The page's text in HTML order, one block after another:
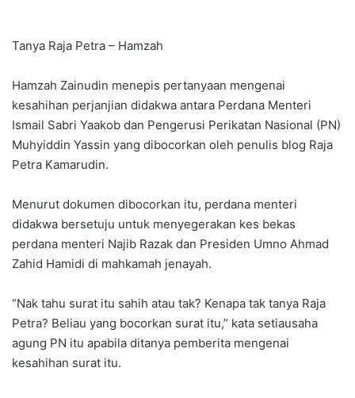
Tanya Raja Petra – Hamzah
Hamzah Zainudin menepis pertanyaan mengenai
kesahihan perjanjian didakwa antara Perdana Menteri
Ismail Sabri Yaakob dan Pengerusi Perikatan Nasional (PN)
Muhyiddin Yassin yang dibocorkan oleh penulis blog Raja
Petra Kamarudin.
Menurut dokumen dibocorkan itu, perdana menteri
didakwa bersetuju untuk menyegerakan kes bekas
perdana menteri Najib Razak dan Presiden Umno Ahmad
Zahid Hamidi di mahkamah jenayah.
“Nak tahu surat itu sahih atau tak? Kenapa tak tanya Raja
Petra? Beliau yang bocorkan surat itu,” kata setiausaha
agung PN itu apabila ditanya pemberita mengenai
kesahihan surat itu.